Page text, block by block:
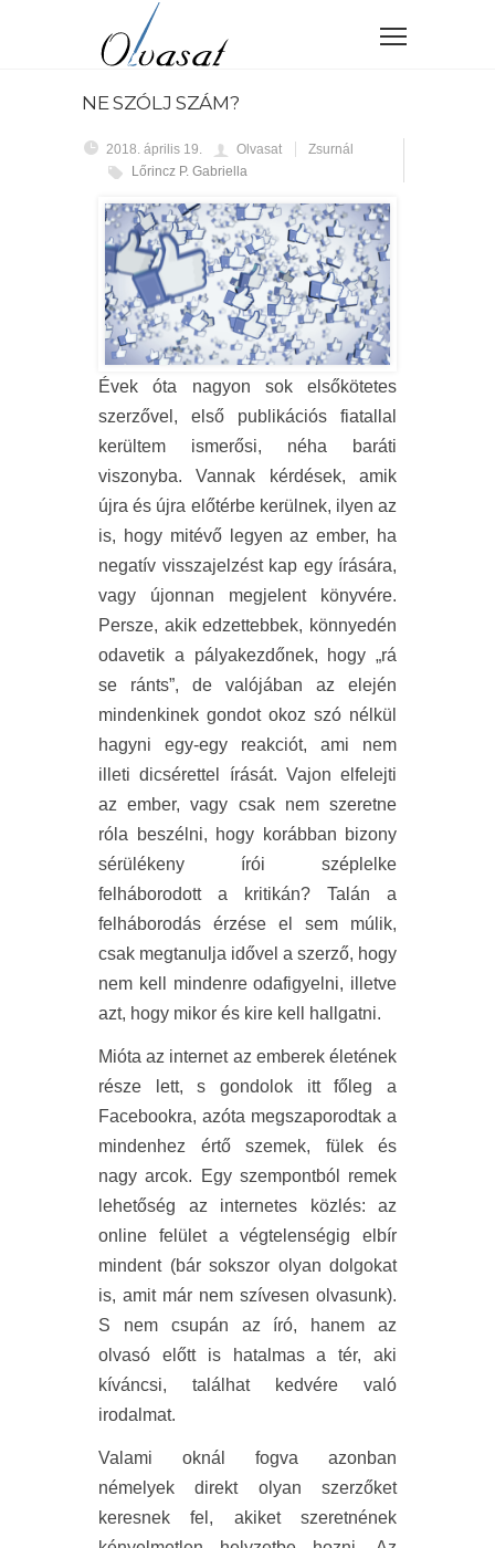
NE SZÓLJ SZÁM?
2018. április 19. Olvasat
Zsurnál
Lőrincz P. Gabriella
Évek óta nagyon sok elsőkötetes
szerzővel, első publikációs fiatallal
kerültem ismerősi, néha baráti
viszonyba. Vannak kérdések, amik
újra és újra előtérbe kerülnek, ilyen az
is, hogy mitévő legyen az ember, ha
negatív visszajelzést kap egy írására,
vagy újonnan megjelent könyvére.
Persze, akik edzettebbek, könnyedén
odavetik a pályakezdőnek, hogy „rá
se ránts”, de valójában az elején
mindenkinek gondot okoz szó nélkül
hagyni egy-egy reakciót, ami nem
illeti dicsérettel írását. Vajon elfelejti
az ember, vagy csak nem szeretne
róla beszélni, hogy korábban bizony
sérülékeny írói széplelke
felháborodott a kritikán? Talán a
felháborodás érzése el sem múlik,
csak megtanulja idővel a szerző, hogy
nem kell mindenre odafigyelni, illetve
azt, hogy mikor és kire kell hallgatni.
Mióta az internet az emberek életének
része lett, s gondolok itt főleg a
Facebookra, azóta megszaporodtak a
mindenhez értő szemek, fülek és
nagy arcok. Egy szempontból remek
lehetőség az internetes közlés: az
online felület a végtelenségig elbír
mindent (bár sokszor olyan dolgokat
is, amit már nem szívesen olvasunk).
S nem csupán az író, hanem az
olvasó előtt is hatalmas a tér, aki
kíváncsi, találhat kedvére való
irodalmat.
Valami oknál fogva azonban
némelyek direkt olyan szerzőket
keresnek fel, akiket szeretnének